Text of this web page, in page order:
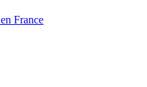
France